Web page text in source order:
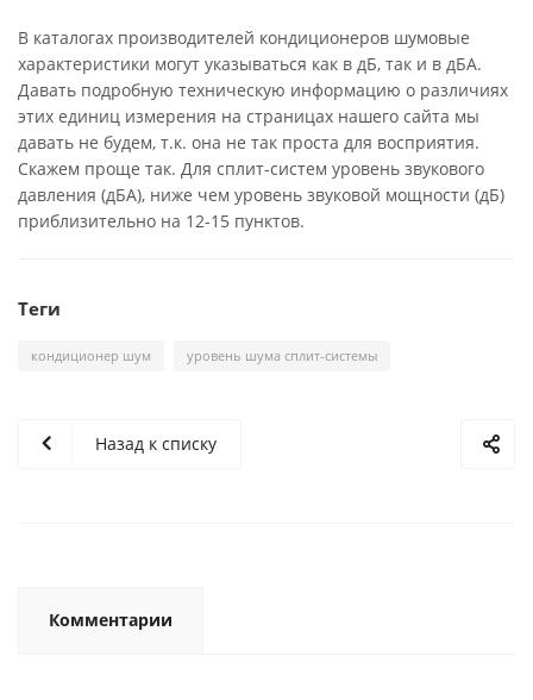
В каталогах производителей кондиционеров шумовые
характеристики могут указываться как в дБ, так и в дБА.
Давать подробную техническую информацию о различиях
этих единиц измерения на страницах нашего сайта мы
давать не будем, т.к. она не так проста для восприятия.
Скажем проще так. Для сплит-систем уровень звукового
давления (дБА), ниже чем уровень звуковой мощности (дБ)
приблизительно на 12-15 пунктов.
Теги
кондиционер шум уровень шума сплит-системы
Назад к списку
Комментарии